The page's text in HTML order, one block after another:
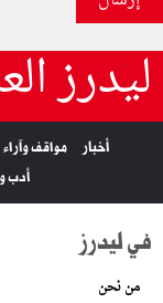
ليدرز
أخبار مواقف وآراء
أدب
في ليدرز
من نحن